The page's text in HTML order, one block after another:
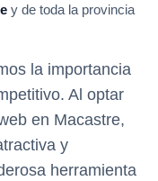
y de toda la provincia
la importancia
Al optar
en Macastre,
y
herramienta